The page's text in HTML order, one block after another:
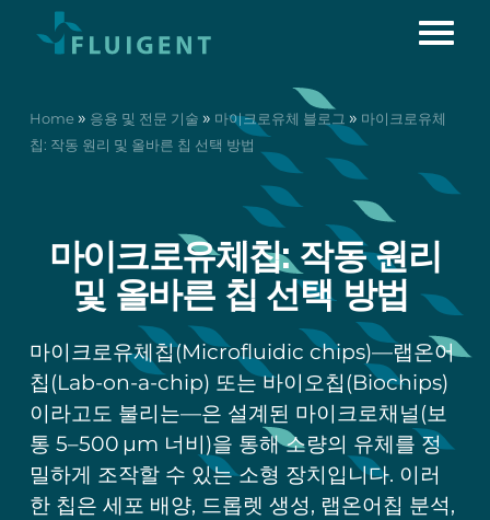
Home » 응용 및 전문 기술 » 마이크로유체 블로그 » 마이크로유체
칩: 작동 원리 및 올바른 칩 선택 방법
마이크로유체칩: 작동 원리
및 올바른 칩 선택 방법
마이크로유체칩(Microfluidic chips)—랩온어
칩(Lab-on-a-chip) 또는 바이오칩(Biochips)
이라고도 불리는—은 설계된 마이크로채널(보
통 5–500 µm 너비)을 통해 소량의 유체를 정
밀하게 조작할 수 있는 소형 장치입니다. 이러
한 칩은 세포 배양, 드롭렛 생성, 랩온어칩 분석,